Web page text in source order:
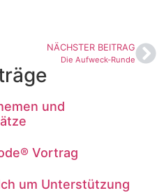
NÄCHSTER BEITRAG
Die Aufweck-Runde
und
Vortrag
um Unterstützung